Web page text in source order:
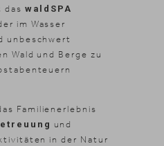
das waldSPA
im Wasser
unbeschwert
Wald und Berge zu
Familienerlebnis
und
in der Natur